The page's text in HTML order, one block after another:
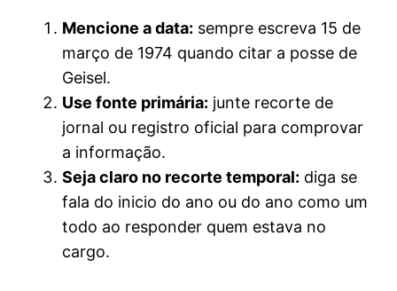
Mencione a data: sempre escreva 15 de
março de 1974 quando citar a posse de
Geisel.
Use fonte primária: junte recorte de
jornal ou registro oficial para comprovar
a informação.
Seja claro no recorte temporal: diga se
fala do inicio do ano ou do ano como um
todo ao responder quem estava no
cargo.